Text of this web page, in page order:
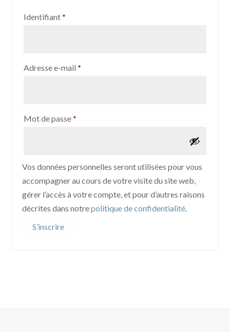
Identifiant *
Adresse e-mail *
Mot de passe *
Vos données personnelles seront utilisées pour vous
accompagner au cours de votre visite du site web,
gérer l’accès à votre compte, et pour d’autres raisons
décrites dans notrepolitique de confidentialité.
S’inscrire